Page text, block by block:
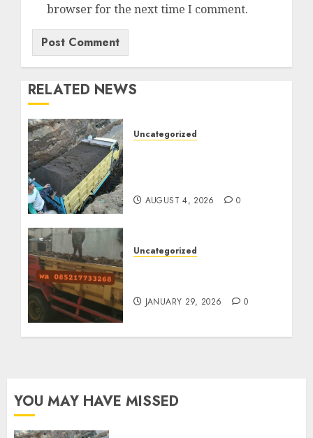
browser for the next time I comment.
RELATED NEWS
Uncategorized
AUGUST 4, 2026 0
Uncategorized
JANUARY 29, 2026 0
YOU MAY HAVE MISSED